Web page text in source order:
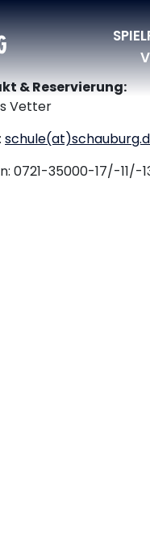
Schauburg
& Reservierung:
Vetter
0721-35000-17/-11/-